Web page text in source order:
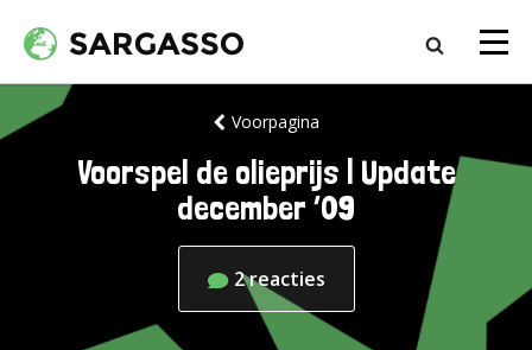
Voorpagina
Voorspel de olieprijs | Update
december ’09
2reacties